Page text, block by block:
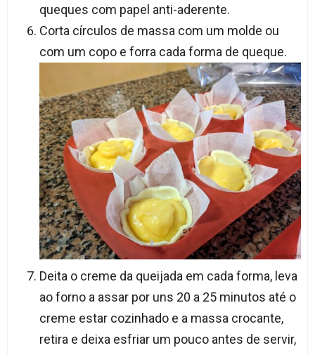
queques com papel anti-aderente.
Corta círculos de massa com um molde ou
com um copo e forra cada forma de queque.
Deita o creme da queijada em cada forma, leva
ao forno a assar por uns 20 a 25 minutos até o
creme estar cozinhado e a massa crocante,
retira e deixa esfriar um pouco antes de servir,